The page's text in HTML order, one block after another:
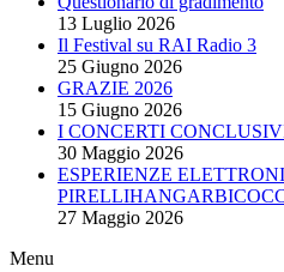
13 Luglio 2026
Il Festival su RAI Radio 3
25 Giugno 2026
GRAZIE 2026
15 Giugno 2026
I CONCERTI
30 Maggio 2026
ESPERIENZE
27 Maggio 2026
Menu